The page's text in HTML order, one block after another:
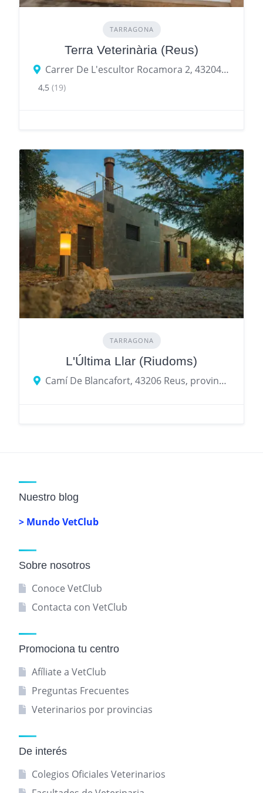
TARRAGONA
Terra Veterinària (Reus)
Carrer De L'escultor Rocamora 2, 43204 Reus, provincia de Tarragona, España
4,5 (19)
TARRAGONA
L'Última Llar (Riudoms)
Camí De Blancafort, 43206 Reus, provincia de Tarragona, España
Nuestro blog
> Mundo VetClub
Sobre nosotros
Conoce VetClub
Contacta con VetClub
Promociona tu centro
Afíliate a VetClub
Preguntas Frecuentes
Veterinarios por provincias
De interés
Colegios Oficiales Veterinarios